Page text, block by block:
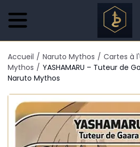
Accueil / Naruto Mythos / Cartes à
Mythos / YASHAMARU – Tuteur de
Naruto Mythos